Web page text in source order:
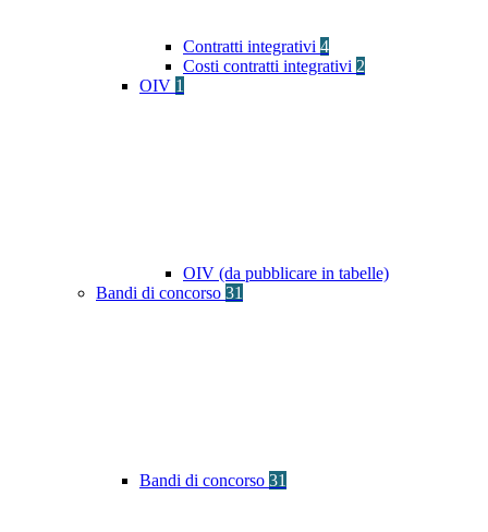
Contratti integrativi 4
Costi contratti integrativi 2
OIV 1
OIV (da pubblicare in tabelle)
Bandi di concorso 31
Bandi di concorso 31